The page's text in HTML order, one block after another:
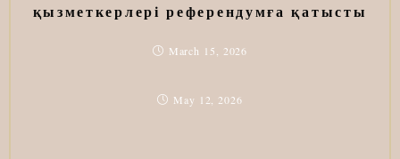
қызметкерлері референдумға қатысты
March 15, 2026
May 12, 2026